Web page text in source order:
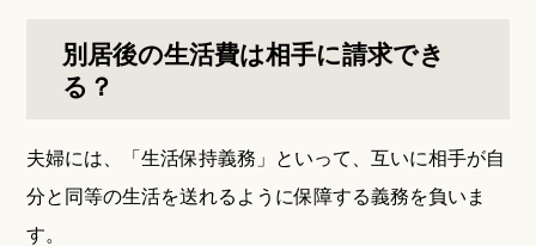
別居後の生活費は相手に請求でき
る？
夫婦には、「生活保持義務」といって、互いに相手が自
分と同等の生活を送れるように保障する義務を負いま
す。